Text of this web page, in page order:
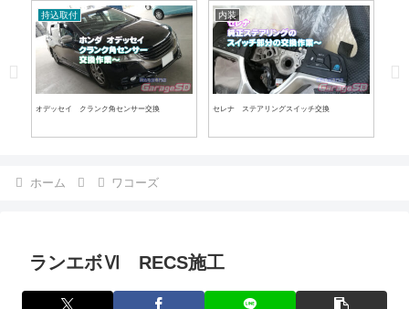
持込取付
オデッセイ クランク角センサー交換
内装
セレナ ステアリングスイッチ交換
ホーム ワコーズ
ランエボⅥ RECS施工